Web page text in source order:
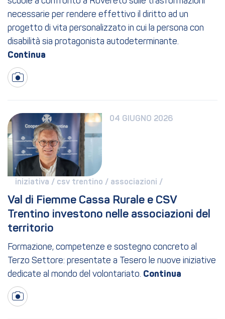
necessarie per rendere effettivo il diritto ad un
progetto di vita personalizzato in cui la persona con
disabilità sia protagonista autodeterminante.
04 GIUGNO 2026
iniziativa / csv trentino / associazioni /
Val di Fiemme Cassa Rurale e CSV
Trentino investono nelle associazioni del
territorio
Formazione, competenze e sostegno concreto al
Terzo Settore: presentate a Tesero le nuove iniziative
dedicate al mondo del volontariato.